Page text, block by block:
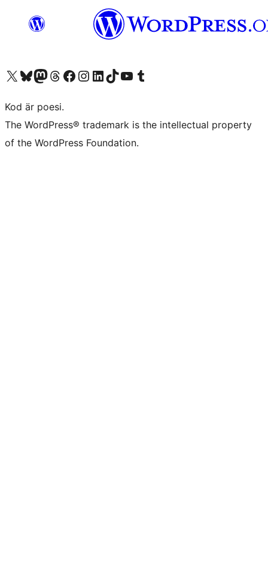
Besök vår X-konto (f.d. Twitter)
Besök vårt Bluesky-konto
Besök vårt Mastodon-konto
Besök vårt Thread-konto
Besök vår Facebook-sidaBesök vårt Instagram-konto
Besök vårt LinkedIn-konto
Besök vårt TikTok-konto
Besök vår YouTube-kanalBesök vårt Tumblr-konto
Kod är poesi.
The WordPress® trademark is the intellectual property
of the WordPress Foundation.